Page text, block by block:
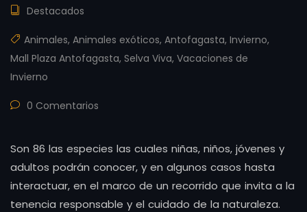
Destacados
Animales, Animales exóticos, Antofagasta, Invierno,
Mall Plaza Antofagasta, Selva Viva, Vacaciones de
Invierno
0 Comentarios
Son 86 las especies las cuales niñas, niños, jóvenes y
adultos podrán conocer, y en algunos casos hasta
interactuar, en el marco de un recorrido que invita a la
tenencia responsable y el cuidado de la naturaleza.